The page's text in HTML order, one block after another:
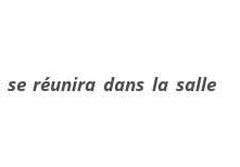
se réunira dans la salle